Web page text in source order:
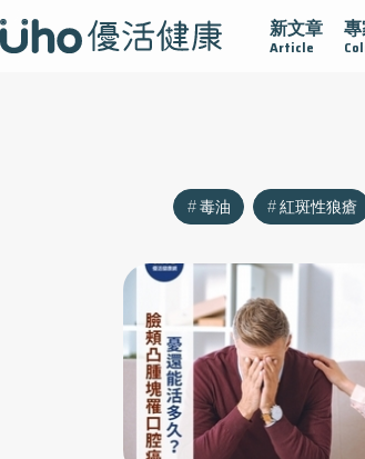
新文章
Article
黏 守護腺在 疫情保衛戰 再生醫學
毒油 紅斑性狼瘡